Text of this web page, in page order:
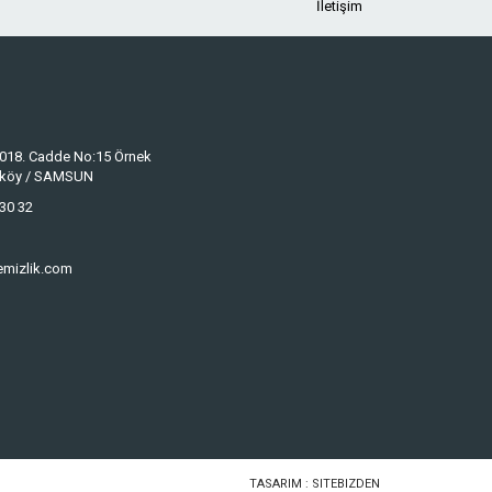
İletişim
Cadde No:15 Örnek
/ SAMSUN
32
TASARIM : SITEBIZDEN